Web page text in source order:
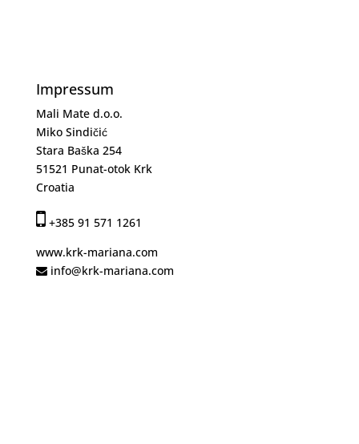
Impressum
Mali Mate d.o.o.
Miko Sindičić
Stara Baška 254
51521 Punat-otok Krk
Croatia
+385 91 571 1261
www.krk-mariana.com
info@krk-mariana.com